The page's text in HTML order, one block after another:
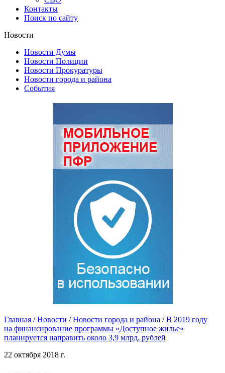
Контакты
Поиск по сайту
Новости
Новости Думы
Новости Полиции
Новости Прокуратуры
Новости города и района
События
Главная / Новости / Новости города и района / В 2019 году
на финансирование программы «Доступное жилье»
планируется направить около 3,9 млрд. рублей
22 октября 2018 г.